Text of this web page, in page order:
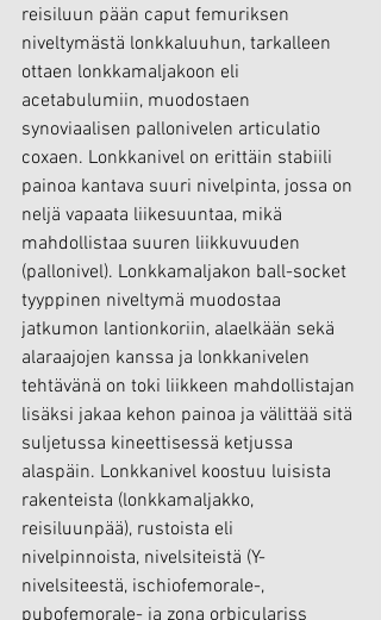
reisiluun pään caput femuriksen
niveltymästä lonkkaluuhun, tarkalleen
ottaen lonkkamaljakoon eli
acetabulumiin, muodostaen
synoviaalisen pallonivelen articulatio
coxaen. Lonkkanivel on erittäin stabiili
painoa kantava suuri nivelpinta, jossa on
neljä vapaata liikesuuntaa, mikä
mahdollistaa suuren liikkuvuuden
(pallonivel). Lonkkamaljakon ball-socket
tyyppinen niveltymä muodostaa
jatkumon lantionkoriin, alaelkään sekä
alaraajojen kanssa ja lonkkanivelen
tehtävänä on toki liikkeen mahdollistajan
lisäksi jakaa kehon painoa ja välittää sitä
suljetussa kineettisessä ketjussa
alaspäin. Lonkkanivel koostuu luisista
rakenteista (lonkkamaljakko,
reisiluunpää), rustoista eli
nivelpinnoista, nivelsiteistä (Y-
nivelsiteestä, ischiofemorale-,
pubofemorale- ja zona orbiculariss